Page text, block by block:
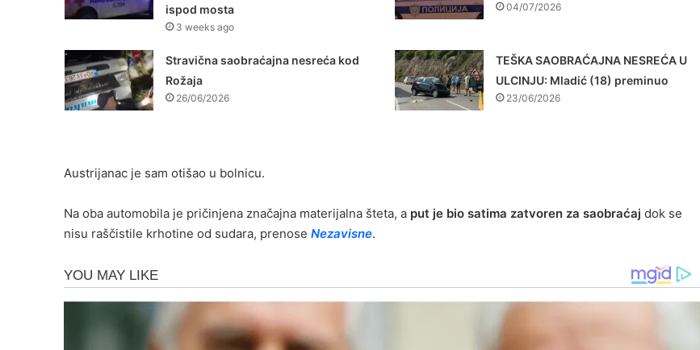
ispod mosta
3 weeks ago
04/07/2026
Stravična saobraćajna nesreća kod
Rožaja
26/06/2026
TEŠKA SAOBRAĆAJNA NESREĆA U
ULCINJU: Mladić (18) preminuo
23/06/2026
Austrijanac je sam otišao u bolnicu.
Na oba automobila je pričinjena značajna materijalna šteta, a put je bio satima zatvoren za saobraćaj dok se
nisu raščistile krhotine od sudara, prenose Nezavisne.